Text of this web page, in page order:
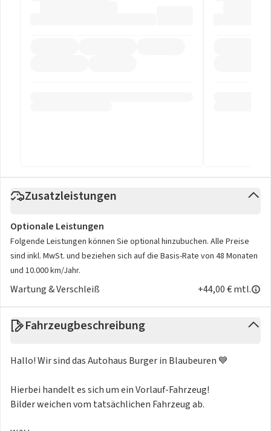
Zusatzleistungen
Optionale Leistungen
Folgende Leistungen können Sie optional hinzubuchen. Alle Preise
sind inkl. MwSt. und beziehen sich auf die Basis-Rate von 48 Monaten
und 10.000 km/Jahr.
Wartung & Verschleiß +44,00 € mtl.
Fahrzeugbeschreibung
Hallo! Wir sind das Autohaus Burger in Blaubeuren 💙
Hierbei handelt es sich um ein Vorlauf-Fahrzeug!
Bilder weichen vom tatsächlichen Fahrzeug ab.